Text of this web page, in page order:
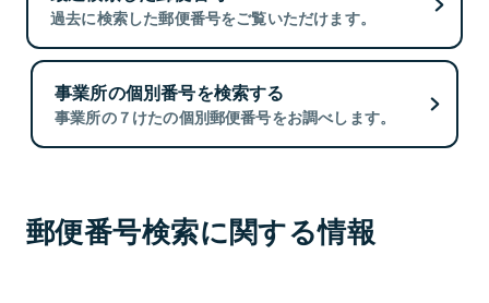
過去に検索した郵便番号をご覧いただけます。
事業所の個別番号を検索する
事業所の７けたの個別郵便番号をお調べします。
郵便番号検索に関する情報